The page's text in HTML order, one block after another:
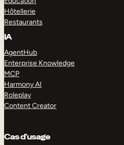
Hôtellerie
Restaurants
IA
AgentHub
Enterprise Knowledge
MCP
Harmony AI
Roleplay
Content Creator
Cas d’usage